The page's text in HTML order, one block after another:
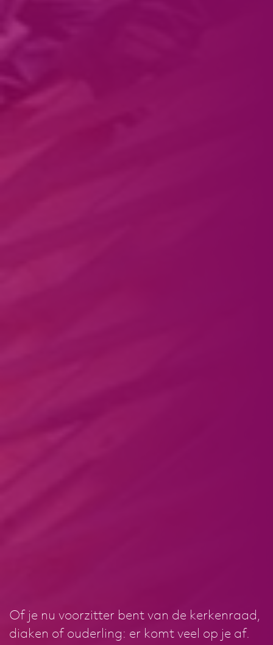
Of je nu voorzitter bent van de kerkenraad,
diaken of ouderling: er komt veel op je af.
Of je nu voorzitter bent van de kerkenraad,
diaken of ouderling: er komt veel op je af.
Of je nu voorzitter bent van de kerkenraad,
diaken of ouderling: er komt veel op je af.